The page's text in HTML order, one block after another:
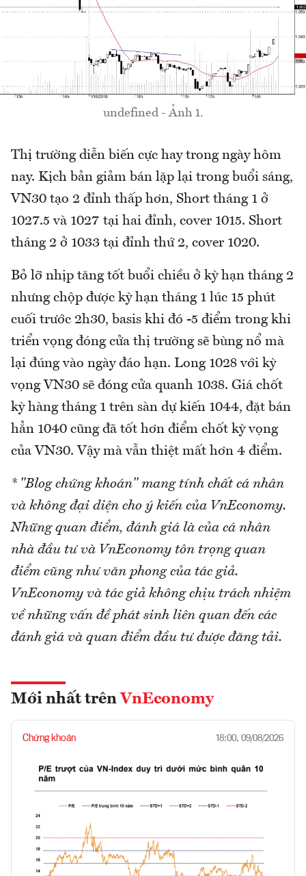
undefined - Ảnh 1.
Thị trường diễn biến cực hay trong ngày hôm
nay. Kịch bản giảm bán lặp lại trong buổi sáng,
VN30 tạo 2 đỉnh thấp hơn, Short tháng 1 ở
1027.5 và 1027 tại hai đỉnh, cover 1015. Short
tháng 2 ở 1033 tại đỉnh thứ 2, cover 1020.
Bỏ lỡ nhịp tăng tốt buổi chiều ở kỳ hạn tháng 2
nhưng chộp được kỳ hạn tháng 1 lúc 15 phút
cuối trước 2h30, basis khi đó -5 điểm trong khi
triển vọng đóng cửa thị trường sẽ bùng nổ mà
lại đúng vào ngày đáo hạn. Long 1028 với kỳ
vọng VN30 sẽ đóng cửa quanh 1038. Giá chốt
kỳ hàng tháng 1 trên sàn dự kiến 1044, đặt bán
hẳn 1040 cũng đã tốt hơn điểm chốt kỳ vọng
của VN30. Vậy mà vẫn thiệt mất hơn 4 điểm.
* "Blog chứng khoán" mang tính chất cá nhân
và không đại diện cho ý kiến của VnEconomy.
Những quan điểm, đánh giá là của cá nhân
nhà đầu tư và VnEconomy tôn trọng quan
điểm cũng như văn phong của tác giả.
VnEconomy và tác giả không chịu trách nhiệm
về những vấn đề phát sinh liên quan đến các
đánh giá và quan điểm đầu tư được đăng tải.
Mới nhất trên VnEconomy
Chứng khoán 18:00, 09/08/2026